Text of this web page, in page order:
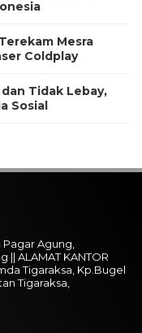
Mesra
Coldplay
Tidak Lebay,
Sosial
Agung,
ALAMAT KANTOR
Tigaraksa, Kp.Bugel
Tigaraksa,